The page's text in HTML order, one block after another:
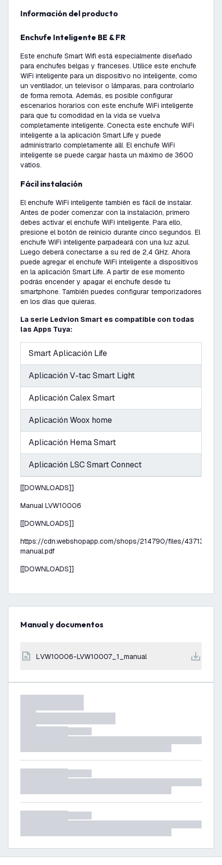
información del producto
Enchufe Inteligente BE & FR
Este enchufe Smart Wifi está especialmente diseñado
para enchufes belgas y franceses. Utilice este enchufe
WiFi inteligente para un dispositivo no inteligente, como
un ventilador, un televisor o lámparas, para controlarlo
de forma remota. Además, es posible configurar
escenarios horarios con este enchufe WiFi inteligente
para que tu comodidad en la vida se vuelva
completamente inteligente. Conecta este enchufe WiFi
inteligente a la aplicación Smart Life y puede
administrarlo completamente allí. El enchufe WiFi
inteligente se puede cargar hasta un máximo de 3600
vatios.
Fácil instalación
El enchufe WiFi inteligente también es fácil de instalar.
Antes de poder comenzar con la instalación, primero
debes activar el enchufe WiFi inteligente. Para ello,
presione el botón de reinicio durante cinco segundos. El
enchufe WiFi inteligente parpadeará con una luz azul.
Luego deberá conectarse a su red de 2,4 GHz. Ahora
puede agregar el enchufe WiFi inteligente a dispositivos
en la aplicación Smart Life. A partir de ese momento
podrás encender y apagar el enchufe desde tu
smartphone. También puedes configurar temporizadores
en los días que quieras.
La serie Ledvion Smart es compatible con todas
las Apps Tuya:
Smart Aplicación Life
Aplicación V-tac Smart Light
Aplicación Calex Smart
Aplicación Woox home
Aplicación Hema Smart
Aplicación LSC Smart Connect
[[DOWNLOADS]]
Manual LVW10006
[[DOWNLOADS]]
https://cdn.webshopapp.com/shops/214790/files/
manual.pdf
[[DOWNLOADS]]
Manual y documentos
LVW10006-LVW10007_1_manual